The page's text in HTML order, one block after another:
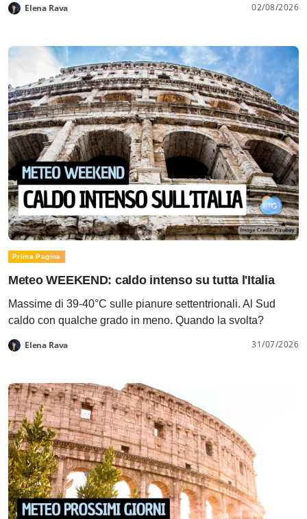
Elena Rava 02/08/2026
Prima Pagina
Meteo WEEKEND: caldo intenso su tutta l'Italia
Massime di 39-40°C sulle pianure settentrionali. Al Sud
caldo con qualche grado in meno. Quando la svolta?
Elena Rava 31/07/2026